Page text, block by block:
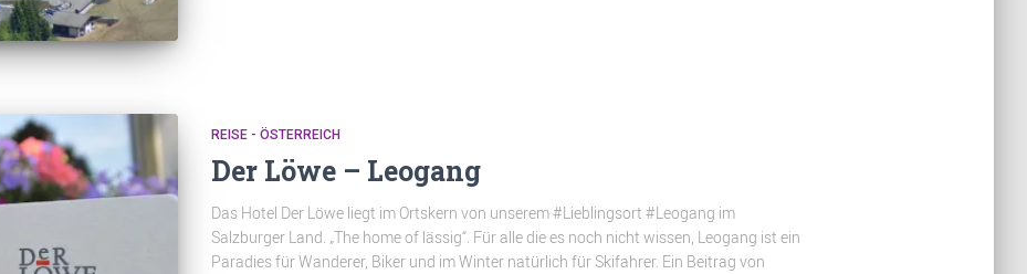
REISE - ÖSTERREICH
Der Löwe – Leogang
Das Hotel Der Löwe liegt im Ortskern von unserem #Lieblingsort #Leogang im
Salzburger Land. „The home of lässig“. Für alle die es noch nicht wissen, Leogang ist ein
Paradies für Wanderer, Biker und im Winter natürlich für Skifahrer. Ein Beitrag von